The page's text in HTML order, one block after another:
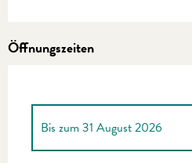
Öffnungszeiten
Bis zum31 August 2026